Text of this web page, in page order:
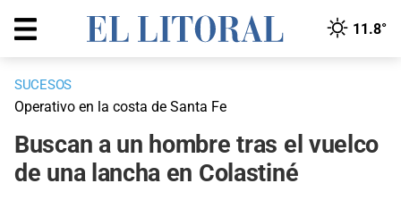
11.8°
SUCESOS
Operativo en la costa de Santa Fe
Buscan a un hombre tras el vuelco
de una lancha en Colastiné